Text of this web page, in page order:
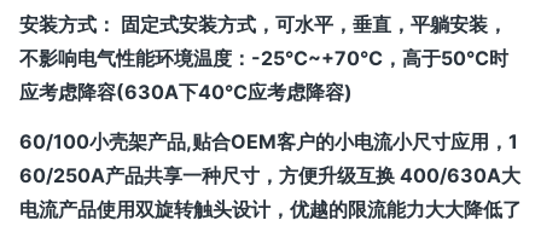
安装方式： 固定式安装方式，可水平，垂直，平躺安装，
不影响电气性能环境温度：-25℃~+70℃，高于50℃时
应考虑降容(630A下40℃应考虑降容)
60/100小壳架产品,贴合OEM客户的小电流小尺寸应用，1
60/250A产品共享一种尺寸，方便升级互换 400/630A大
电流产品使用双旋转触头设计，优越的限流能力大大降低了